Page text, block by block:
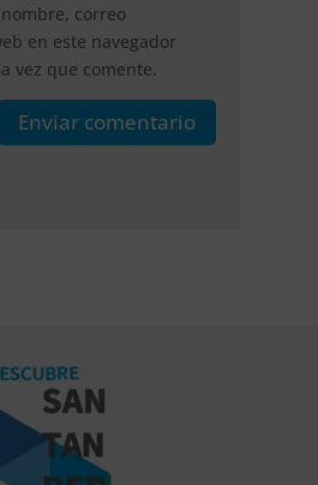
correo
en este navegador
vez que comente.
Enviar comentario